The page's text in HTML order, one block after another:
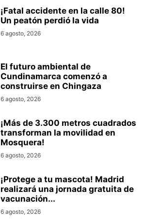
¡Fatal accidente en la calle 80!
Un peatón perdió la vida
6 agosto, 2026
El futuro ambiental de
Cundinamarca comenzó a
construirse en Chingaza
6 agosto, 2026
¡Más de 3.300 metros cuadrados
transforman la movilidad en
Mosquera!
6 agosto, 2026
¡Protege a tu mascota! Madrid
realizará una jornada gratuita de
vacunación...
6 agosto, 2026